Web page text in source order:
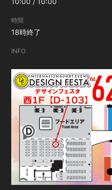
SOUND
DISCOGRAPHY
BOOTH SHOP
送付先申請
時間
18時終了
INFO